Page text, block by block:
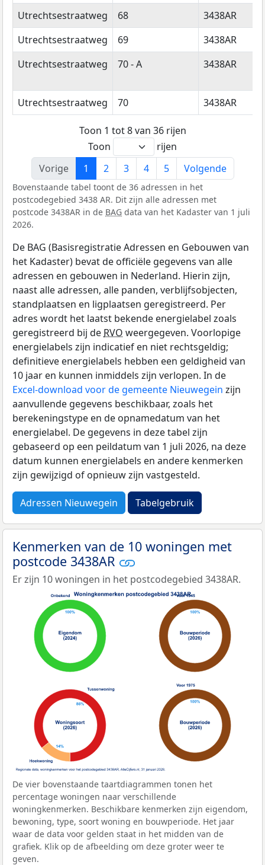
Utrechtsestraatweg
68
3438AR
Utrechtsestraatweg
69
3438AR
Utrechtsestraatweg
70 - A 3438AR
Utrechtsestraatweg 70 3438AR
Toon 1 tot 8 van 36 rijen
Toon
rijen
Vorige
1 2 3 4 5 Volgende
Bovenstaande tabel toont de 36 adressen in het
postcodegebied 3438 AR. Dit zijn alle adressen met
postcode 3438AR in de BAG data van het Kadaster van 1 juli
2026.
De BAG (Basisregistratie Adressen en Gebouwen van
het Kadaster) bevat de officiële gegevens van alle
adressen en gebouwen in Nederland. Hierin zijn,
naast alle adressen, alle panden, verblijfsobjecten,
standplaatsen en ligplaatsen geregistreerd. Per
adres wordt het laatst bekende energielabel zoals
geregistreerd bij de RVO weergegeven. Voorlopige
energielabels zijn indicatief en niet rechtsgeldig;
definitieve energielabels hebben een geldigheid van
10 jaar en kunnen inmiddels zijn verlopen. In de
Excel-download voor de gemeente Nieuwegein zijn
aanvullende gegevens beschikbaar, zoals het
berekeningstype en de opnamedatum van het
energielabel. De gegevens in deze tabel zijn
gebaseerd op een peildatum van 1 juli 2026, na deze
datum kunnen energielabels en andere kenmerken
zijn gewijzigd of opnieuw zijn vastgesteld.
Adressen Nieuwegein Tabelgebruik
Kenmerken van de 10 woningen met
postcode 3438AR
Er zijn 10 woningen in het postcodegebied 3438AR.
De vier bovenstaande taartdiagrammen tonen het
percentage woningen naar verschillende
woningkenmerken. Beschikbare kenmerken zijn eigendom,
bewoning, type, soort woning en bouwperiode. Het jaar
waar de data voor gelden staat in het midden van de
grafiek. Klik op de afbeelding om deze groter weer te
geven.